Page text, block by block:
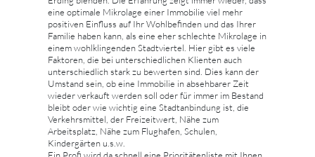
eine optimale Mikrolage einer Immobilie viel mehr
positiven Einfluss auf Ihr Wohlbefinden und das Ihrer
Familie haben kann, als eine eher schlechte Mikrolage in
einem wohlklingenden Stadtviertel. Hier gibt es viele
Faktoren, die bei unterschiedlichen Klienten auch
unterschiedlich stark zu bewerten sind. Dies kann der
Umstand sein, ob eine Immobilie in absehbarer Zeit
wieder verkauft werden soll oder für immer im Bestand
bleibt oder wie wichtig eine Stadtanbindung ist, die
Verkehrsmittel, der Freizeitwert, Nähe zum
Arbeitsplatz, Nähe zum Flughafen, Schulen,
Kindergärten u.s.w.
Ein Profi wird da schnell eine Prioritätenliste mit Ihnen